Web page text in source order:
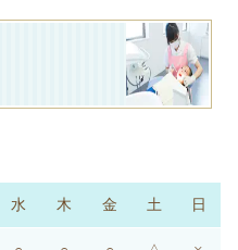
水 木 金 土 日